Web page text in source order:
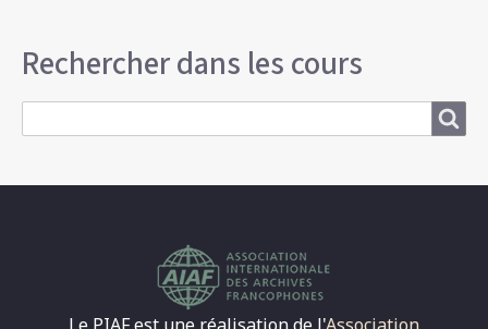
Rechercher dans les cours